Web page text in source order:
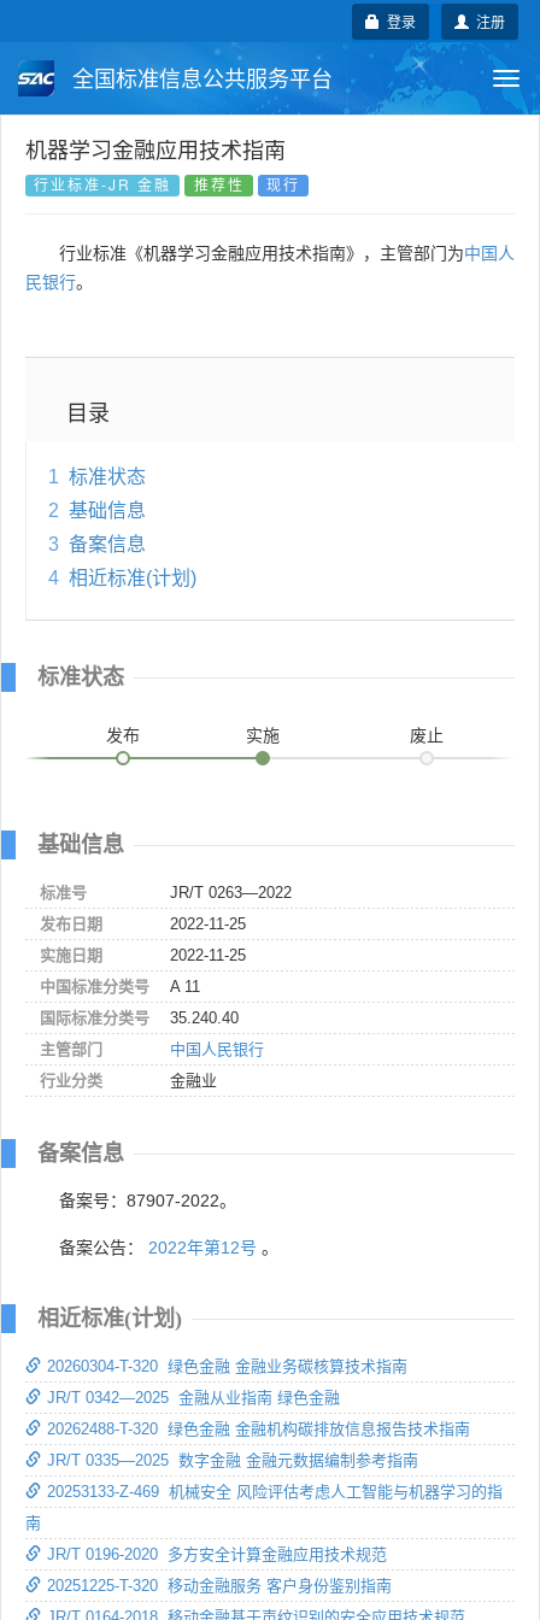
注册
登录
全国标准信息公共服务平台
国家标准 行业标准
国外标准 技术委员会
机器学习金融应用技术指南
行业标准-JR 金融 推荐性 现行
行业标准《机器学习金融应用技术指南》，主管部门为中国人
民银行。
目录
1 标准状态
2 基础信息
3 备案信息
4 相近标准(计划)
标准状态
发布 实施 废止
基础信息
标准号
JR/T 0263—2022
发布日期
2022-11-25
实施日期
2022-11-25
中国标准分类号
A 11
国际标准分类号
35.240.40
主管部门
中国人民银行
行业分类
金融业
备案信息
备案号：87907-2022。
备案公告： 2022年第12号 。
相近标准(计划)
20260304-T-320 绿色金融 金融业务碳核算技术指南
JR/T 0342—2025 金融从业指南 绿色金融
20262488-T-320 绿色金融 金融机构碳排放信息报告技术指南
JR/T 0335—2025 数字金融 金融元数据编制参考指南
20253133-Z-469 机械安全 风险评估考虑人工智能与机器学习的指
南
JR/T 0196-2020 多方安全计算金融应用技术规范
20251225-T-320 移动金融服务 客户身份鉴别指南